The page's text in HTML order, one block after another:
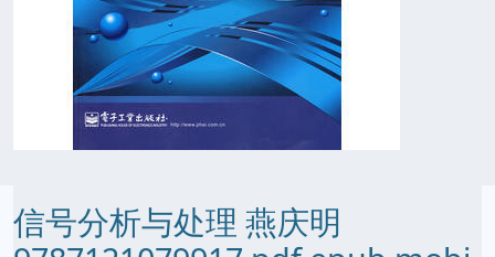
信号分析与处理 燕庆明